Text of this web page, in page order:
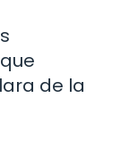
de la